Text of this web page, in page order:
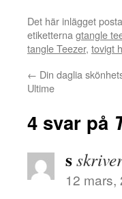
Det här inlägget
etiketterna gtangle
tangle Teezer, tovigt
← Din daglia
Ultime
4 svar på
s
12 mars,